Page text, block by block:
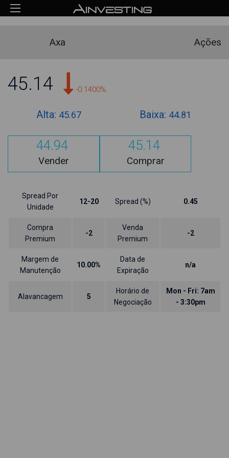
Axa Ações
45.14 -0.1400%
Alta: 45.67 Baixa: 44.81
44.94
Vender
45.14
Comprar
Spread Por
Unidade
12-20 Spread (%) 0.45
Compra
Premium
-2
Venda
Premium
-2
Margem de
Manutenção
10.00%
Data de
Expiração
n/a
Alavancagem 5
Horário de
Negociação
Mon - Fri: 7am
- 3:30pm